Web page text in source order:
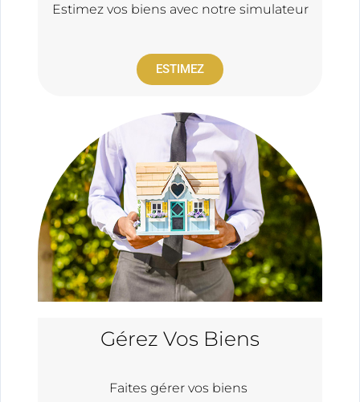
Estimez vos biens avec notre simulateur
ESTIMEZ
Gérez Vos Biens
Faites gérer vos biens